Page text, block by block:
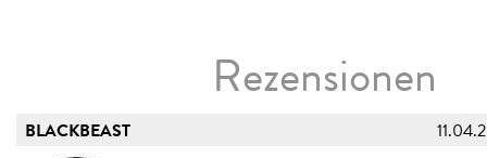
Rezensionen
BLACKBEAST